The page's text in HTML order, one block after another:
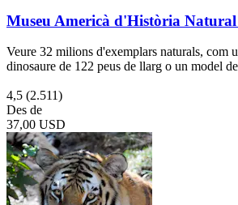
Museu Americà d'Història
Veure 32 milions d'exemplars naturals, com
dinosaure de 122 peus de llarg o un model
4,5 (2.511)
Des de
37,00 USD